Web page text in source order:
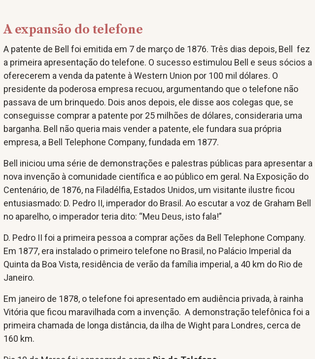
A expansão do telefone
A patente de Bell foi emitida em 7 de março de 1876. Três dias depois, Bell fez
a primeira apresentação do telefone. O sucesso estimulou Bell e seus sócios a
oferecerem a venda da patente à Western Union por 100 mil dólares. O
presidente da poderosa empresa recuou, argumentando que o telefone não
passava de um brinquedo. Dois anos depois, ele disse aos colegas que, se
conseguisse comprar a patente por 25 milhões de dólares, consideraria uma
barganha. Bell não queria mais vender a patente, ele fundara sua própria
empresa, a Bell Telephone Company, fundada em 1877.
Bell iniciou uma série de demonstrações e palestras públicas para apresentar a
nova invenção à comunidade científica e ao público em geral. Na Exposição do
Centenário, de 1876, na Filadélfia, Estados Unidos, um visitante ilustre ficou
entusiasmado: D. Pedro II, imperador do Brasil. Ao escutar a voz de Graham Bell
no aparelho, o imperador teria dito: “Meu Deus, isto fala!”
D. Pedro II foi a primeira pessoa a comprar ações da Bell Telephone Company.
Em 1877, era instalado o primeiro telefone no Brasil, no Palácio Imperial da
Quinta da Boa Vista, residência de verão da família imperial, a 40 km do Rio de
Janeiro.
Em janeiro de 1878, o telefone foi apresentado em audiência privada, à rainha
Vitória que ficou maravilhada com a invenção. A demonstração telefônica foi a
primeira chamada de longa distância, da ilha de Wight para Londres, cerca de
160 km.